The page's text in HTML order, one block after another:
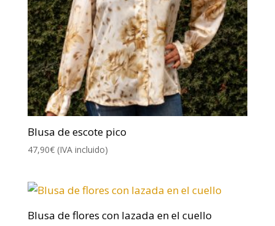
Blusa de escote pico
47,90€ (IVA incluido)
Blusa de flores con lazada en el cuello